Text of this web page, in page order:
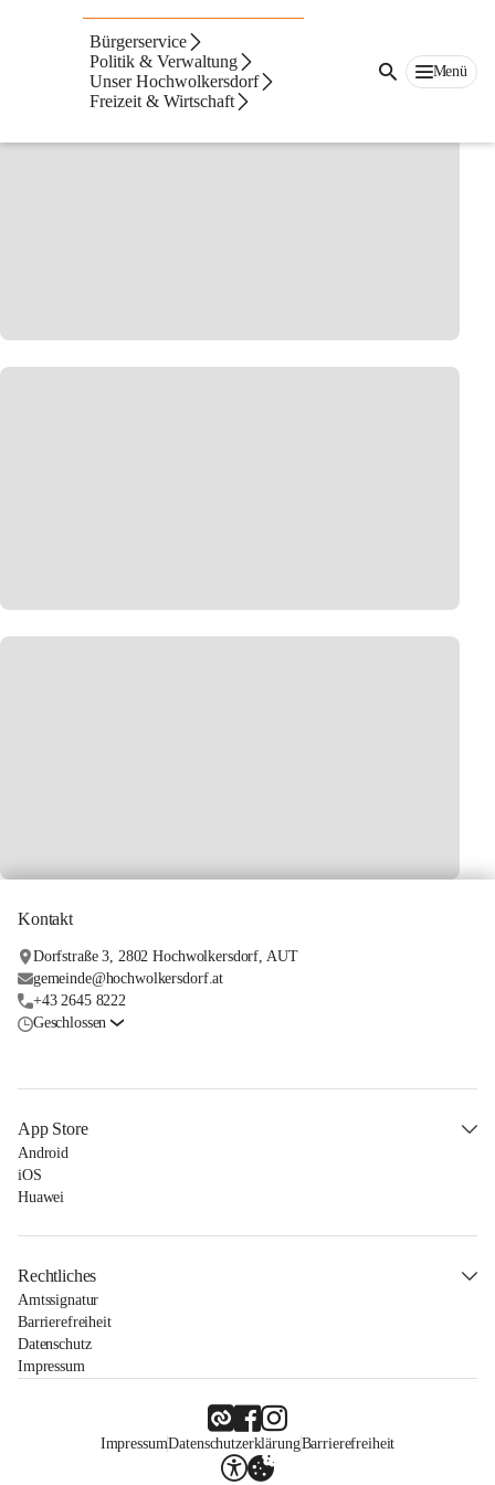
Bürgerservice
Politik & Verwaltung
Unser Hochwolkersdorf
Freizeit & Wirtschaft
Menü
Veranstaltungen &
Termine
Kontakt
Dorfstraße 3, 2802 Hochwolkersdorf, AUT
gemeinde@hochwolkersdorf.at
+43 2645 8222
Geschlossen
App Store
Android
iOS
Huawei
Rechtliches
Amtssignatur
Barrierefreiheit
Datenschutz
Impressum
ImpressumDatenschutzerklärungBarrierefreiheit